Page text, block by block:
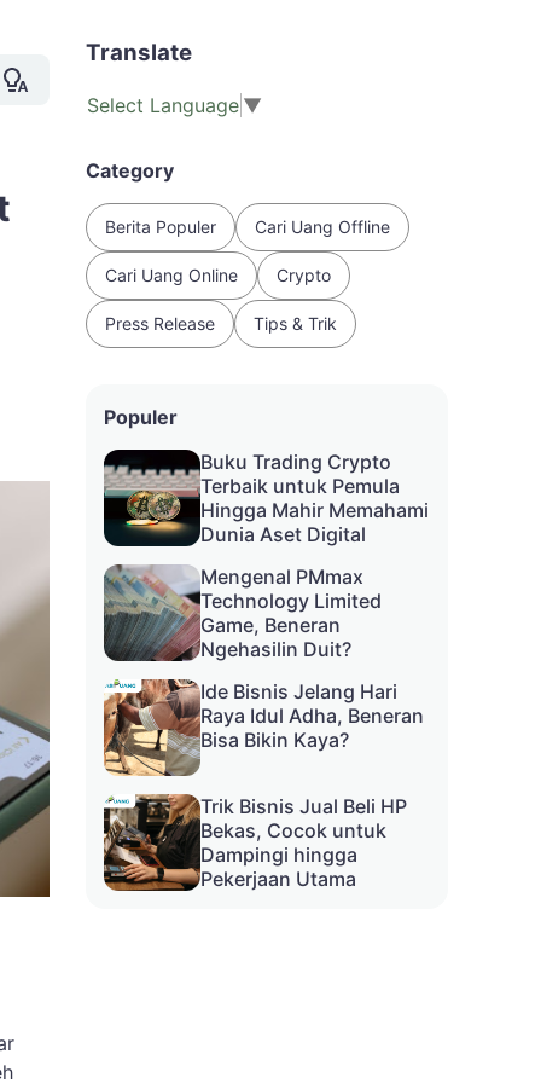
Translate
Select Language ▼
Category
Berita Populer Cari Uang Offline
Cari Uang Online Crypto
Press Release Tips & Trik
Populer
Buku Trading Crypto
Terbaik untuk Pemula
Hingga Mahir Memahami
Dunia Aset Digital
Mengenal PMmax
Technology Limited
Game, Beneran
Ngehasilin Duit?
Ide Bisnis Jelang Hari
Raya Idul Adha, Beneran
Bisa Bikin Kaya?
Trik Bisnis Jual Beli HP
Bekas, Cocok untuk
Dampingi hingga
Pekerjaan Utama